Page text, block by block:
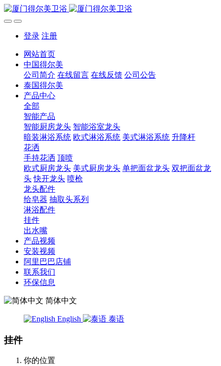
登录 注册
网站首页
中国得尔美
公司简介 在线留言 在线反馈 公司公告
泰国得尔美
产品中心
全部
智能产品
智能厨房龙头 智能浴室龙头
暗装淋浴系统 欧式淋浴系统 美式淋浴系统 升降杆
花洒
手持花洒 顶喷
欧式厨房龙头 美式厨房龙头 单把面盆龙头 双把面盆龙
头 快开龙头 喷枪
龙头配件
给皂器 抽取头系列
淋浴配件
挂件
出水嘴
产品视频
安装视频
阿里巴巴店铺
联系我们
环保信息
简体中文
English 泰语
挂件
你的位置